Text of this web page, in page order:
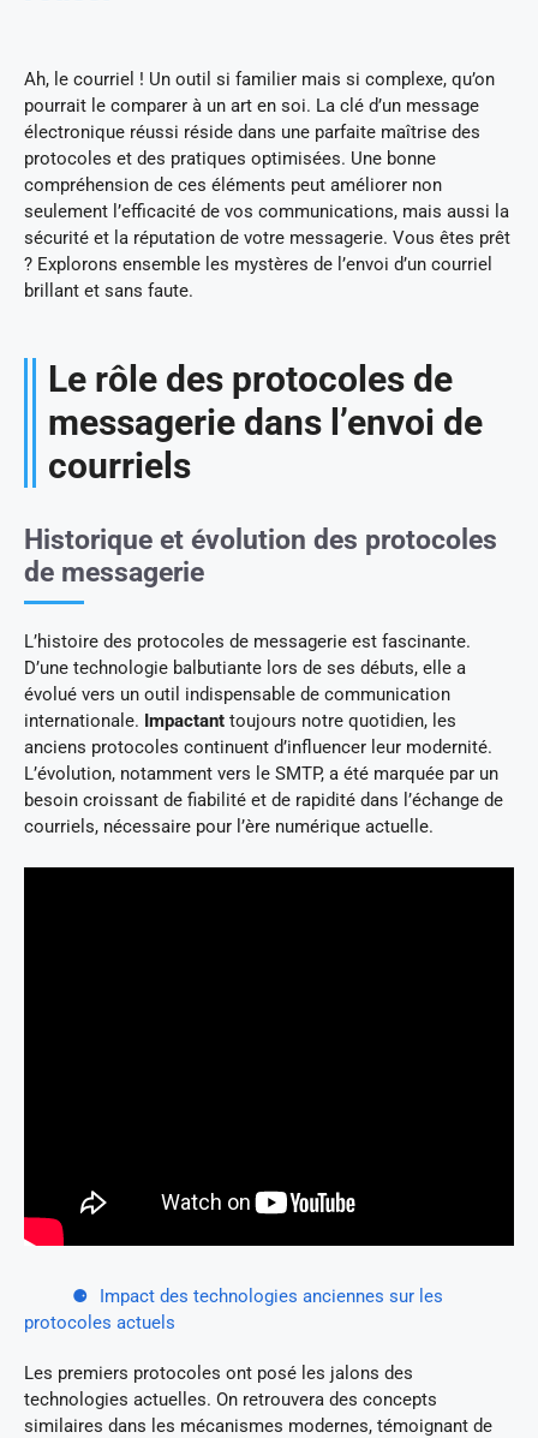
Ah, le courriel ! Un outil si familier mais si complexe, qu’on
pourrait le comparer à un art en soi. La clé d’un message
électronique réussi réside dans une parfaite maîtrise des
protocoles et des pratiques optimisées. Une bonne
compréhension de ces éléments peut améliorer non
seulement l’efficacité de vos communications, mais aussi la
sécurité et la réputation de votre messagerie. Vous êtes prêt
? Explorons ensemble les mystères de l’envoi d’un courriel
brillant et sans faute.
Le rôle des protocoles de
messagerie dans l’envoi de
courriels
Historique et évolution des protocoles
de messagerie
L’histoire des protocoles de messagerie est fascinante.
D’une technologie balbutiante lors de ses débuts, elle a
évolué vers un outil indispensable de communication
internationale. Impactant toujours notre quotidien, les
anciens protocoles continuent d’influencer leur modernité.
L’évolution, notamment vers le SMTP, a été marquée par un
besoin croissant de fiabilité et de rapidité dans l’échange de
courriels, nécessaire pour l’ère numérique actuelle.
Impact des technologies anciennes sur les
protocoles actuels
Les premiers protocoles ont posé les jalons des
technologies actuelles. On retrouvera des concepts
similaires dans les mécanismes modernes, témoignant de